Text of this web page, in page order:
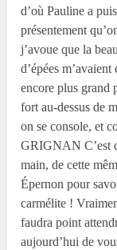
d’où Pauline a
présentement
j’avoue que la
d’épées
encore plus grand
fort au-dessus de
on se console, et
GRIGNAN C’est
main, de cette
Épernon pour
carmélite !
faudra point
aujourd’hui de